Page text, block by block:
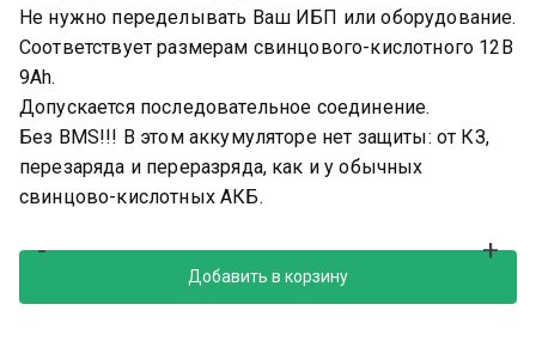
Не нужно переделывать Ваш ИБП или оборудование.
Соответствует размерам свинцового-кислотного 12В
9Ah.
Допускается последовательное соединение.
Без BMS!!! В этом аккумуляторе нет защиты: от КЗ,
перезаряда и переразряда, как и у обычных
свинцово-кислотных АКБ.
- +
Добавить в корзину